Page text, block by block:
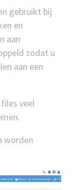
gebruikt bij
en
aan
zodat u
aan een
veel
worden